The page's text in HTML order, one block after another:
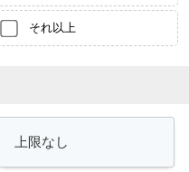
それ以上